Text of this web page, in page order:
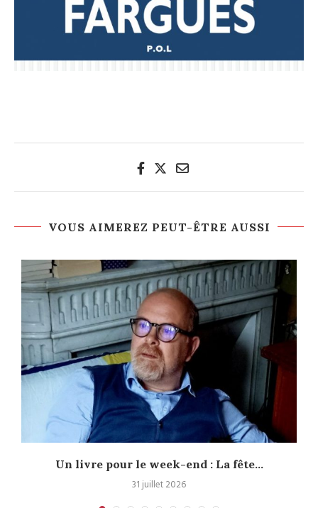
VOUS AIMEREZ PEUT-ÊTRE AUSSI
Un livre pour le week-end : La fête...
31 juillet 2026